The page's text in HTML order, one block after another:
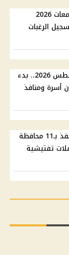
موعد ظهور نتيجة تنسيق الجامعات 2026
الرغبات
موعد صرف تكافل وكرامة أغسطس 2026.. بدء
لـ4.7 مليون أسرة ومنافذ
قرارات وزيرة التنمية المحلية تنفذ بـ11 محافظة
حملات تفتيشية